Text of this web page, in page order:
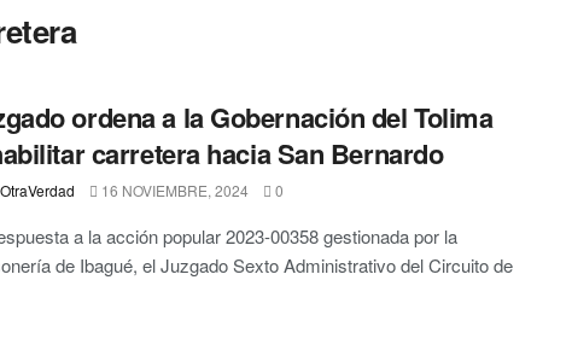
ordena a la Gobernación del Tolima
carretera hacia San Bernardo
16 NOVIEMBRE, 2024 0
a la acción popular 2023-00358 gestionada por la
de Ibagué, el Juzgado Sexto Administrativo del Circuito de